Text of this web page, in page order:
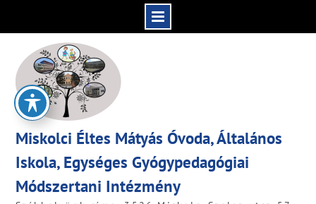
content
Miskolci Éltes Mátyás Óvoda, Általános
Iskola, Egységes Gyógypedagógiai
Módszertani Intézmény